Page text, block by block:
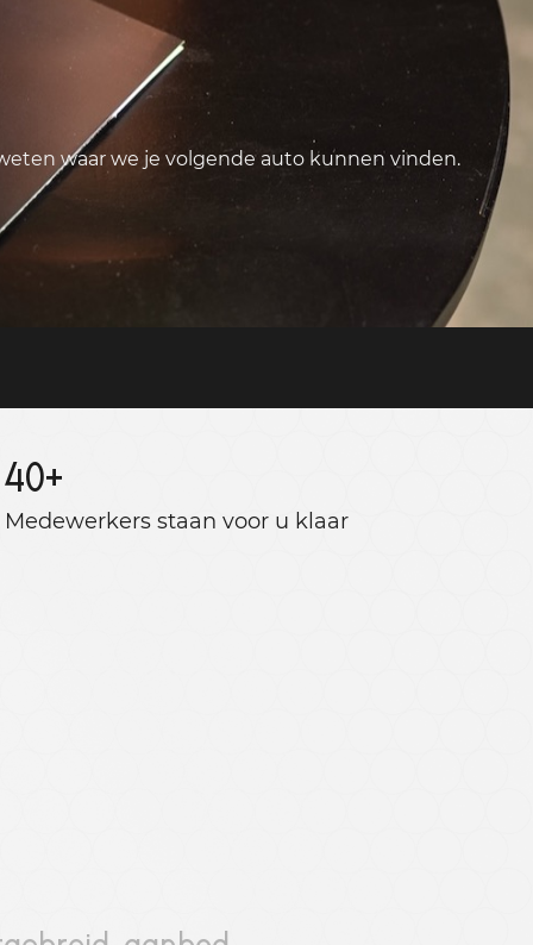
waar we je volgende auto kunnen vinden.
40+
Medewerkers staan ​​voor u klaar